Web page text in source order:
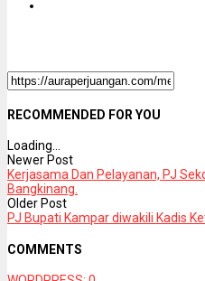
RECOMMENDED FOR YOU
Loading...
Newer Post
Kerjasama Dan Pelayanan, PJ
Bangkinang.
Older Post
PJ Bupati Kampar diwakili Kadis
COMMENTS